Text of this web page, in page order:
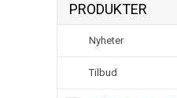
PRODUKTER
Nyheter
Tilbud